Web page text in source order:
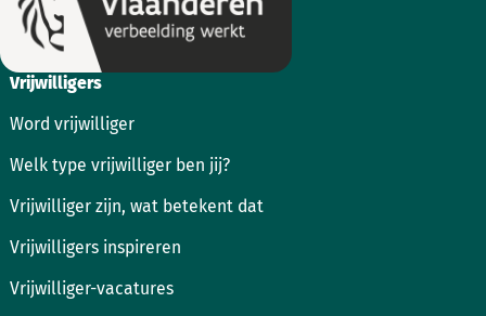
Vrijwilligers
Word vrijwilliger
Welk type vrijwilliger ben jij?
Vrijwilliger zijn, wat betekent dat
Vrijwilligers inspireren
Vrijwilliger-vacatures